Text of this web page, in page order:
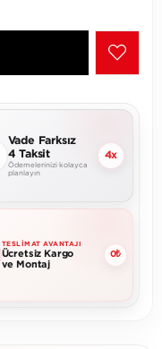
Vade Farksız
4 Taksit
Ödemelerinizi kolayca
planlayın
4x
TESLIMAT AVANTAJI
Ücretsiz Kargo
ve Montaj
0₺